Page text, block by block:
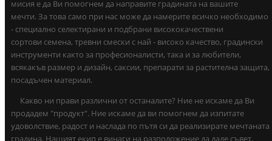
мисия е да Ви помогнем да направите градината на вашите
мечти. За това само при нас може да намерите всичко необходимо
- специално селектирани и подбрани висококачествени
сортови семена, тревни смески с най - високо качество, градински
инструменти както за професионалисти, така и за любители,
всякакъв размер и дизайн, саксии, препарати за растителна защита,
посадъчен материал.
Какво ни прави различни от останалите? Ние не искаме да Ви
продадем "продукт". Ние искаме да ви помогнем да изпитате
удоволствие, радост и наслада по пътя си да реализирате мечтаната
градина. Нашият екип е винаги на разположение да даде съвет,